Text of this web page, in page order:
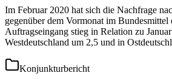
Im Februar 2020 hat sich die Nachfrage
gegenüber dem Vormonat im Bundesmittel
Auftragseingang stieg in Relation zu
Westdeutschland um 2,5 und in
Konjunkturbericht